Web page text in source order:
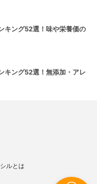
キング52選！味や栄養価の
キング52選！無添加・アレ
ルとは